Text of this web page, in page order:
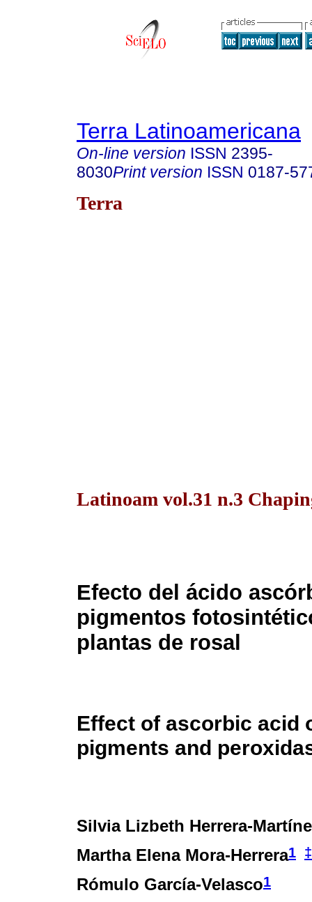
Terra Latinoamericana
On-line version ISSN 2395-
8030Print version ISSN 0187-
Terra
Latinoam vol.31 n.3
Efecto del ácido
pigmentos
plantas de rosal
Effect of ascorbic acid
pigments and
Silvia Lizbeth Herrera-
Martha Elena Mora-Herrera1 ‡
Rómulo García-Velasco1